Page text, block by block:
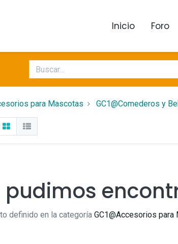
Inicio Foro
para Mascotas GC1@Comederos y
pudimos
definido en la categoría GC1@Accesorios